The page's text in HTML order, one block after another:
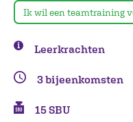
Ik wil een teamtraining
Leerkrachten
3 bijeenkomsten
15 SBU